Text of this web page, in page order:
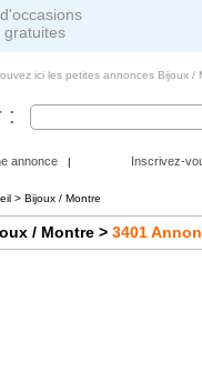
gratuites
ici les petites annonces Bijoux
:
annonce | Inscrivez-
> Bijoux / Montre
/ Montre> 3401